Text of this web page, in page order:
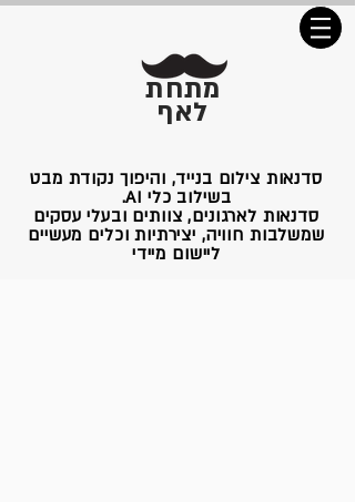
מתחת
לאף
סדנאות צילום בנייד, והיפוך נקודת מבט
בשילוב כלי AI.
סדנאות לארגונים, צוותים ובעלי עסקים
שמשלבות חוויה, יצירתיות וכלים מעשיים
ליישום מיידי